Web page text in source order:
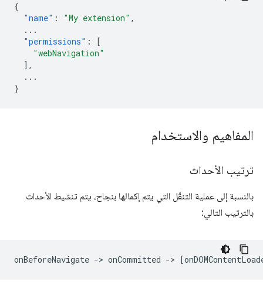
{
"name" : "My extension" ,
...
"permissions" :
[
"webNavigation"
],
...
}
المفاهيم والاستخدام
ترتيب الأحداث
بالنسبة إلى عملية التنقّل التي يتم إكمالها بنجاح، يتم تنشيط الأحداث
بالترتيب التالي: